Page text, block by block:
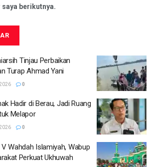
berikutnya.
Tinjau Perbaikan
Turap Ahmad Yani
0
Hadir di Berau, Jadi Ruang
Melapor
0
Wahdah Islamiyah, Wabup
Perkuat Ukhuwah